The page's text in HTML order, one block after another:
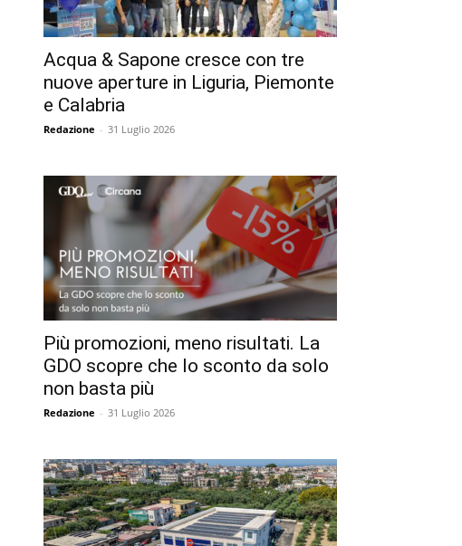
Acqua & Sapone cresce con tre
nuove aperture in Liguria, Piemonte
e Calabria
Redazione - 31 Luglio 2026
Più promozioni, meno risultati. La
GDO scopre che lo sconto da solo
non basta più
Redazione - 31 Luglio 2026